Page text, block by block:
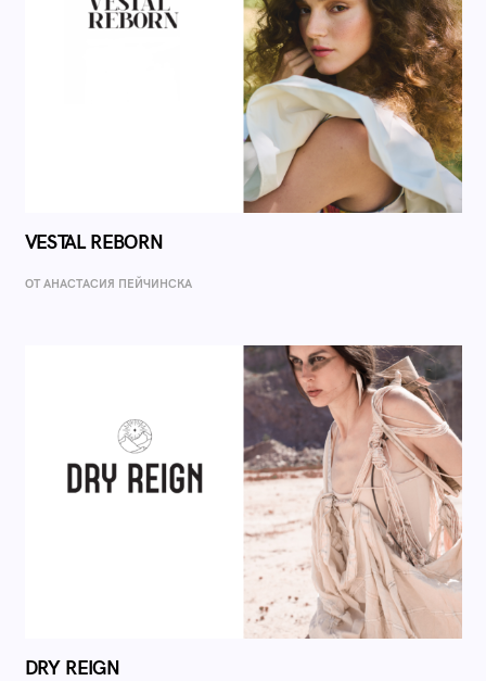
VESTAL REBORN
ОТ AНАСТАСИЯ ПЕЙЧИНСКА
DRY REIGN